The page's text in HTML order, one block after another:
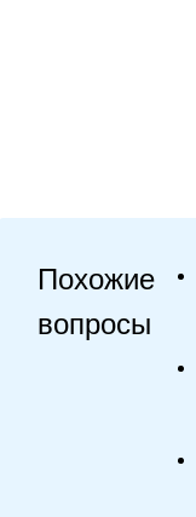
Похожие
вопросы